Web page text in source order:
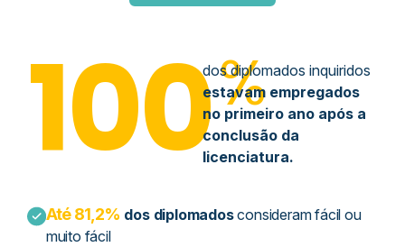
100%
dos diplomados inquiridos
estavam empregados
no primeiro ano após a
conclusão da
licenciatura.
Até 81,2% dos diplomadosconsideram fácil ou
muito fácil